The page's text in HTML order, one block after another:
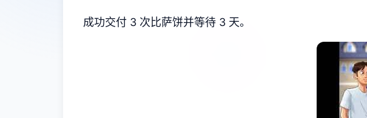
成功交付 3 次比萨饼并等待 3 天。